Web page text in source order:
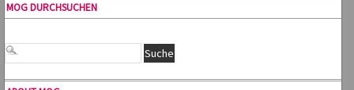
MOG DURCHSUCHEN